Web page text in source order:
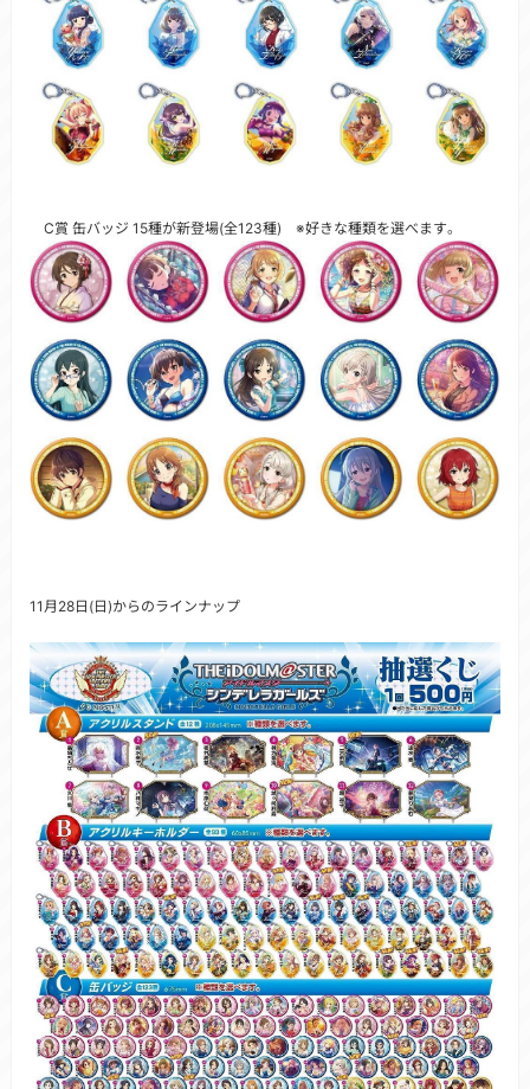
C賞 缶バッジ 15種が新登場(全123種) ※好きな種類を選べます。
11月28日(日)からのラインナップ